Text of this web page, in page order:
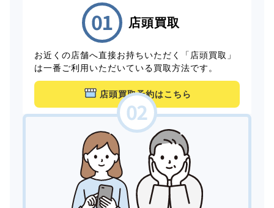
店頭買取
お近くの店舗へ直接お持ちいただく「店頭買取」
は一番ご利用いただいている買取方法です。
店頭買取予約はこちら